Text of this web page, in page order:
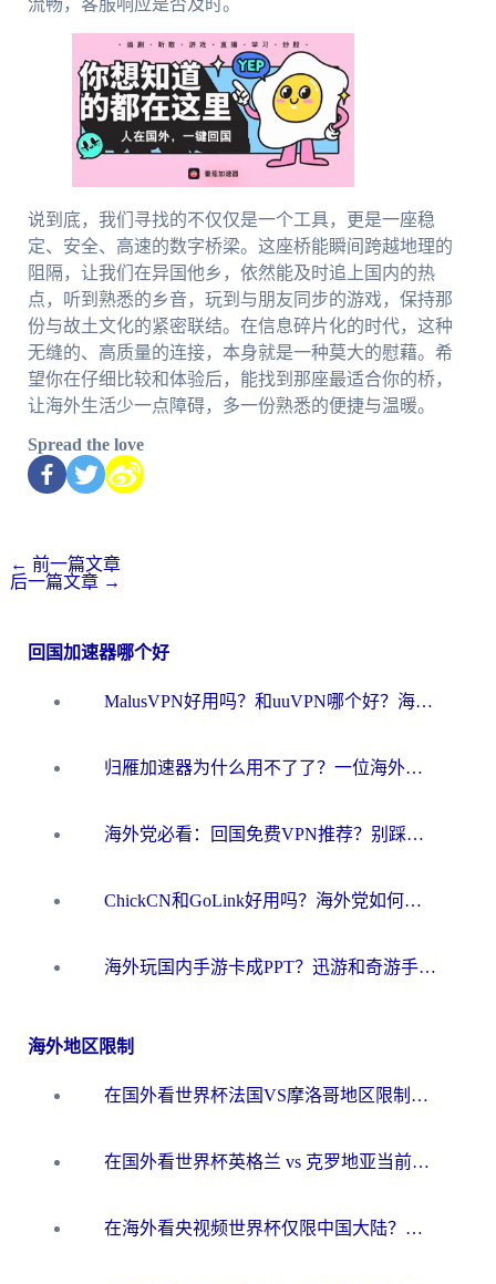
流畅，客服响应是否及时。
说到底，我们寻找的不仅仅是一个工具，更是一座稳
定、安全、高速的数字桥梁。这座桥能瞬间跨越地理的
阻隔，让我们在异国他乡，依然能及时追上国内的热
点，听到熟悉的乡音，玩到与朋友同步的游戏，保持那
份与故土文化的紧密联结。在信息碎片化的时代，这种
无缝的、高质量的连接，本身就是一种莫大的慰藉。希
望你在仔细比较和体验后，能找到那座最适合你的桥，
让海外生活少一点障碍，多一份熟悉的便捷与温暖。
Spread the love
← 前一篇文章
后一篇文章 →
回国加速器哪个好
MalusVPN好用吗？和uuVPN哪个好？海外党无缝访问国内资源的真实对比与选择指南
归雁加速器为什么用不了了？一位海外游子的真实困惑与技术解答
海外党必看：回国免费VPN推荐？别踩坑！教你选对加速器无缝刷国内资源
ChickCN和GoLink好用吗？海外党如何选对回国加速器
海外玩国内手游卡成PPT？迅游和奇游手游哪个好？一篇讲透回国加速器怎么选
海外地区限制
在国外看世界杯法国VS摩洛哥地区限制？这篇指南让你流畅看中文解说无压力
在国外看世界杯英格兰 vs 克罗地亚当前地区不可播放？这篇指南帮你搞定所有海外观赛难题
在海外看央视频世界杯仅限中国大陆？这篇指南帮你解锁中文解说+无卡顿直播